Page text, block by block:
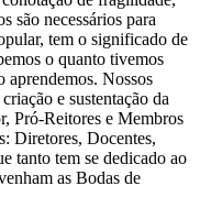
são necessários para
tem o significado de
o quanto tivemos
aprendemos. Nossos
e sustentação da
Pró-Reitores e Membros
Diretores, Docentes,
tanto tem se dedicado ao
as Bodas de